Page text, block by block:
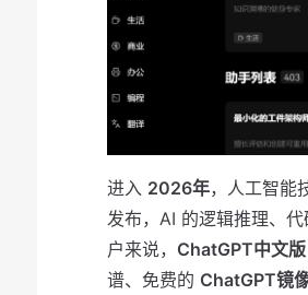
进入 2026年，人工智能
发布，AI 的逻辑推理、
户来说， ChatGPT中文版
谱、免费的 ChatGPT镜